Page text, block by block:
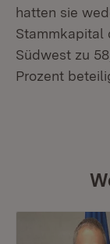
hatten sie
Stammkapital
Südwest zu
Prozent